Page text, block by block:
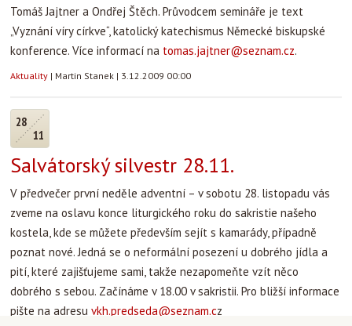
Tomáš Jajtner a Ondřej Štěch. Průvodcem semináře je text
„Vyznání víry církve“, katolický katechismus Německé biskupské
konference. Více informací na tomas.jajtner@seznam.cz.
Aktuality | Martin Stanek | 3.12.2009 00:00
28
11
Salvátorský silvestr 28.11.
V předvečer první neděle adventní – v sobotu 28. listopadu vás
zveme na oslavu konce liturgického roku do sakristie našeho
kostela, kde se můžete především sejít s kamarády, případně
poznat nové. Jedná se o neformální posezení u dobrého jídla a
pití, které zajišťujeme sami, takže nezapomeňte vzít něco
dobrého s sebou. Začínáme v 18.00 v sakristii. Pro bližší informace
pište na adresu vkh.predseda@seznam.cz